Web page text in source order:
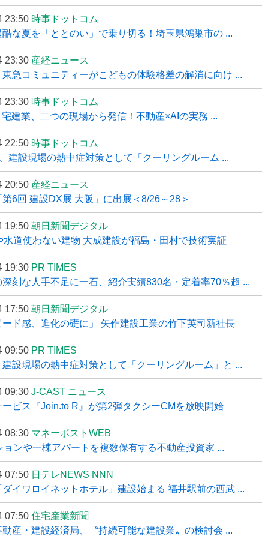
23:50 時事ドットコム
な夏を「ととのい」で乗り切る！埼玉県鴻巣市の ...
23:30 産経ニュース
急コミュニティーがこどもの体験格差の解消に向け ...
23:30 時事ドットコム
建業、二つの現場から発信！不動産×AIの実務 ...
22:50 時事ドットコム
建設現場の熱中症対策として「クーリングルーム ...
20:50 産経ニュース
第6回 建設DX展 大阪」に出展＜8/26～28＞
19:50 朝日新聞デジタル
水道使わない建物 大成建設が福島・田村で技術実証
19:30 PR TIMES
刻な人手不足に一石、紹介実績830名・定着率70％超 ...
17:50 朝日新聞デジタル
ード感、進化の礎に」 矢作建設工業の竹下英司新社長
09:50 PR TIMES
設現場の熱中症対策として「クーリングルーム」と ...
09:30 J-CAST ニュース
ビス『Join.to R』が第2弾タクシーCMを放映開始
08:30 マネーポストWEB
ョンや一棟アパートを複数保有する不動産投資家 ...
07:50 日テレNEWS NNN
イワロイネットホテル」建設始まる 福井駅前の西武 ...
07:50 住宅産業新聞
動産・建設経済局、〝持続可能な建設業〟の検討会 ...